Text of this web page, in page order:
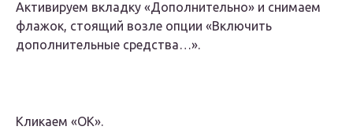
Активируем вкладку «Дополнительно» и снимаем
флажок, стоящий возле опции «Включить
дополнительные средства…».
Кликаем «ОК».